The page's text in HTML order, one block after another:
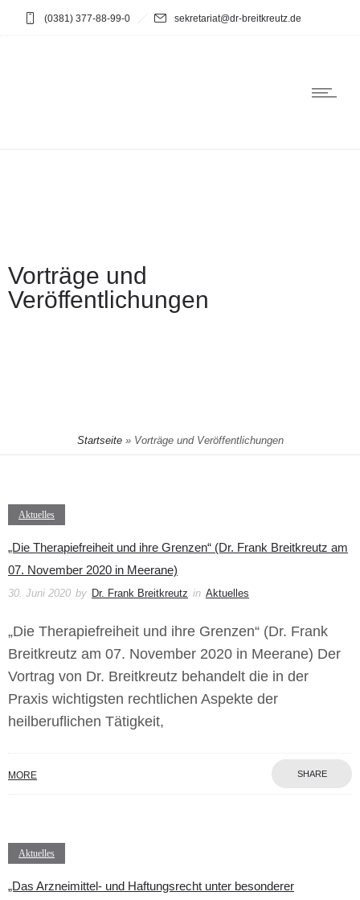
(0381) 377-88-99-0 sekretariat@dr-breitkreutz.de
Vorträge und
Veröffentlichungen
Startseite» Vorträge und Veröffentlichungen
Aktuelles
„Die Therapiefreiheit und ihre Grenzen“ (Dr. Frank Breitkreutz am
07. November 2020 in Meerane)
30. Juni 2020 by Dr. Frank Breitkreutz in Aktuelles
„Die Therapiefreiheit und ihre Grenzen“ (Dr. Frank
Breitkreutz am 07. November 2020 in Meerane) Der
Vortrag von Dr. Breitkreutz behandelt die in der
Praxis wichtigsten rechtlichen Aspekte der
heilberuflichen Tätigkeit,
MORE SHARE
Aktuelles
„Das Arzneimittel- und Haftungsrecht unter besonderer